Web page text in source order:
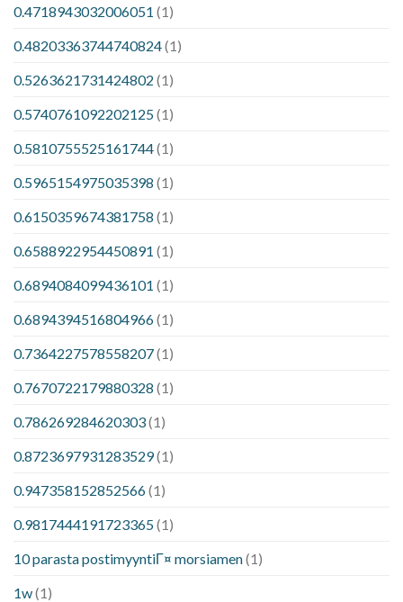
0.4718943032006051 (1)
0.48203363744740824(1)
0.5263621731424802 (1)
0.5740761092202125(1)
0.5810755525161744(1)
0.5965154975035398 (1)
0.6150359674381758 (1)
0.6588922954450891 (1)
0.6894084099436101 (1)
0.6894394516804966(1)
0.7364227578558207(1)
0.7670722179880328 (1)
0.786269284620303(1)
0.8723697931283529(1)
0.947358152852566(1)
0.9817444191723365(1)
10 parasta postimyyntiГ¤ morsiamen(1)
1w(1)